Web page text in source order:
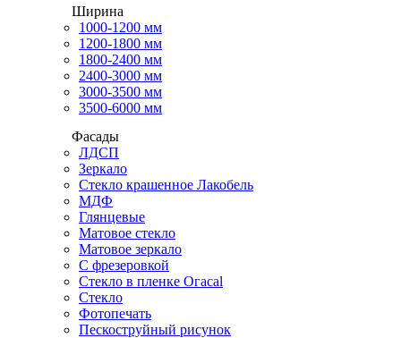
Ширина
1000-1200 мм
1200-1800 мм
1800-2400 мм
2400-3000 мм
3000-3500 мм
3500-6000 мм
Фасады
ЛДСП
Зеркало
Стекло крашенное Лакобель
МДФ
Глянцевые
Матовое стекло
Матовое зеркало
С фрезеровкой
Стекло в пленке Огасаl
Стекло
Фотопечать
Пескоструйный рисунок